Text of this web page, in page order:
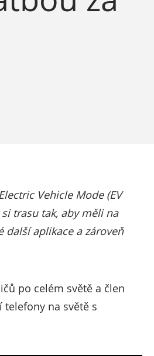
Vehicle Mode (EV
trasu tak, aby měli na
aplikace a zároveň
po celém světě a člen
na světě s